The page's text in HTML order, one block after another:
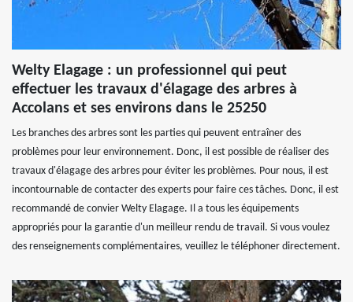
Welty Elagage : un professionnel qui peut
effectuer les travaux d'élagage des arbres à
Accolans et ses environs dans le 25250
Les branches des arbres sont les parties qui peuvent entraîner des
problèmes pour leur environnement. Donc, il est possible de réaliser des
travaux d'élagage des arbres pour éviter les problèmes. Pour nous, il est
incontournable de contacter des experts pour faire ces tâches. Donc, il est
recommandé de convier Welty Elagage. Il a tous les équipements
appropriés pour la garantie d'un meilleur rendu de travail. Si vous voulez
des renseignements complémentaires, veuillez le téléphoner directement.